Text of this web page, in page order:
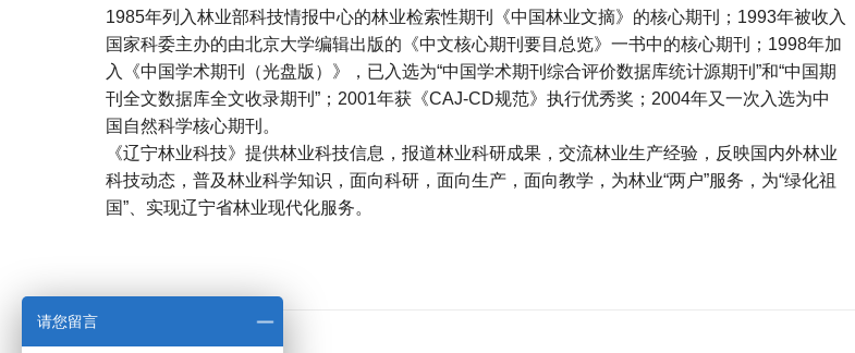
1985年列入林业部科技情报中心的林业检索性期刊《中国林业文摘》的核心期刊；1993年被收入
国家科委主办的由北京大学编辑出版的《中文核心期刊要目总览》一书中的核心期刊；1998年加
入《中国学术期刊（光盘版）》，已入选为“中国学术期刊综合评价数据库统计源期刊”和“中国期
刊全文数据库全文收录期刊”；2001年获《CAJ-CD规范》执行优秀奖；2004年又一次入选为中
国自然科学核心期刊。
《辽宁林业科技》提供林业科技信息，报道林业科研成果，交流林业生产经验，反映国内外林业
科技动态，普及林业科学知识，面向科研，面向生产，面向教学，为林业“两户”服务，为“绿化祖
国”、实现辽宁省林业现代化服务。
请您留言